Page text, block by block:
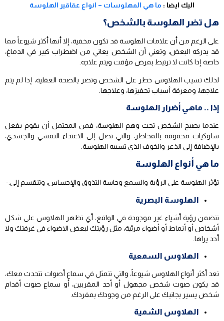
اليك ايضا : ما هي المهلوسات – انواع عقاقير الهلوسة
هل تضر الهلوسة بالشخص؟
على الرغم من أن علامات الهلوسة قد تكون مخفية، إلا أنها أكثر شيوعاً مما
قد يدركه البعض، وتعني أن الشخص يعاني من اضطراب كبير في الدماغ،
خاصة إذا كانت لا ترتبط بمرض مؤقت ويتم علاجه.
لذلك تسبب الهلاوس خطر على الشخص وتضر بالصحة العقلية، إذا لم يتم
علاجها، ومعرفة أسباب تحفيزها، وعلاجها.
إذا .. ماهي أضرار الهلوسة
عندما يصبح الشخص تحت وهم الهلوسة، فمن المحتمل أن يقوم بفعل
سلوكيات محفوفة بالمخاطر، والتي تصل إلى الاعتداء النفسي والجسدي،
بالإضافة إلى الذعر والخوف الذي تسببه الهلوسة.
ما هي أنواع الهلوسة
تؤثر الهلوسة على الرؤية والسمع وحاسة التذوق والإحساس، وتنقسم إلى:-
الهلوسة البصرية
تتضمن رؤية أشياء غير موجودة في الواقع، أي تظهر الهلاوس على شكل
أشخاص أو أنماط أو أضواء مرئية، مثل رؤيتك لبعض الاضواء في غرفتك ولا
أحد يراها.
الهلاوس السمعية
تعد أكثر أنواع الهلاوس شيوعاً، والتي تتمثل في سماع أصوات تتحدث معك،
قد يكون صوت شخص مجهول أو أحد المقربين، أو سماع صوت أقدام
شخص يسير بجانبك على الرغم من وجودك بمفردك.
الهلاوس الشمية